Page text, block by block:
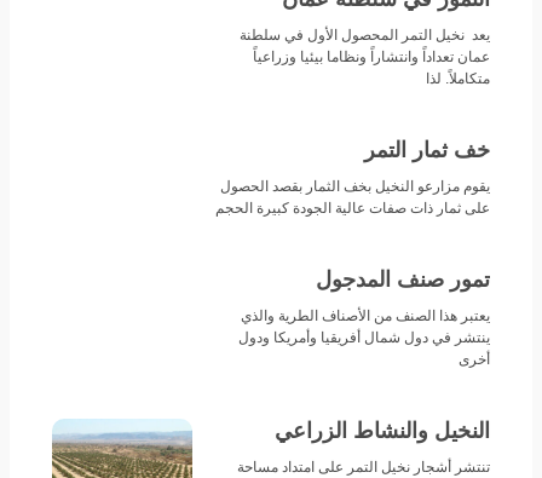
يعد نخيل التمر المحصول الأول في سلطنة
عمان تعداداً وانتشاراً ونظاما بيئيا وزراعياً
متكاملاً. لذا
خف ثمار التمر
يقوم مزارعو النخيل بخف الثمار بقصد الحصول
على ثمار ذات صفات عالية الجودة كبيرة الحجم
تمور صنف المدجول
يعتبر هذا الصنف من الأصناف الطرية والذي
ينتشر في دول شمال أفريقيا وأمريكا ودول
أخرى
النخيل والنشاط الزراعي
تنتشر أشجار نخيل التمر على امتداد مساحة